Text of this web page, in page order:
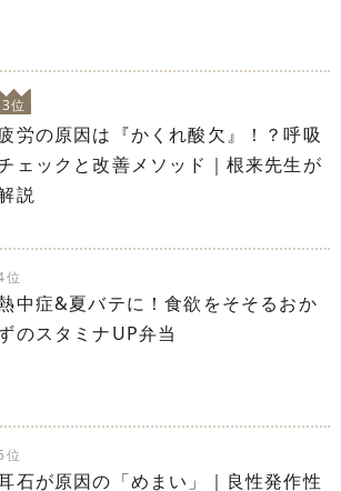
3位
労の原因は『かくれ酸欠』！？呼吸
ェックと改善メソッド｜根来先生が
説
位
中症&夏バテに！食欲をそそるおか
のスタミナUP弁当
位
石が原因の「めまい」｜良性発作性